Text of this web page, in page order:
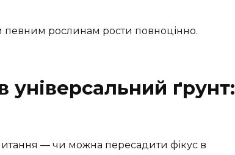
певним рослинам рости повноцінно.
універсальний ґрунт:
— чи можна пересадити фікус в